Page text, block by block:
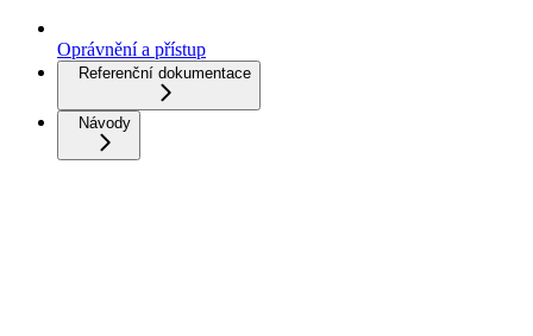
Oprávnění a přístup
Referenční dokumentace
Návody